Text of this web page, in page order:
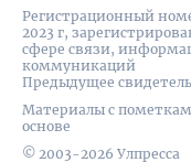
Регистрационный
2023 г,
сфере связи,
коммуникаций
Предыдущее
Материалы с
основе
© 2003-2026 Улпресса